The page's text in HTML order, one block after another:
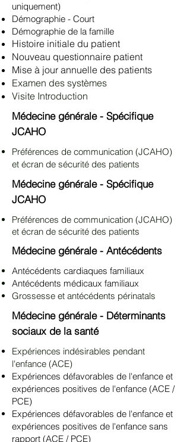
uniquement)
Démographie - Court
Démographie de la famille
Histoire initiale du patient
Nouveau questionnaire patient
Mise à jour annuelle des patients
Examen des systèmes
Visite Introduction
Médecine générale - Spécifique
JCAHO
Préférences de communication (JCAHO)
et écran de sécurité des patients
Médecine générale - Spécifique
JCAHO
Préférences de communication (JCAHO)
et écran de sécurité des patients
Médecine générale - Antécédents
Antécédents cardiaques familiaux
Antécédents médicaux familiaux
Grossesse et antécédents périnatals
Médecine générale - Déterminants
sociaux de la santé
Expériences indésirables pendant
l'enfance (ACE)
Expériences défavorables de l'enfance et
expériences positives de l'enfance (ACE /
PCE)
Expériences défavorables de l'enfance et
expériences positives de l'enfance sans
rapport (ACE / PCE)